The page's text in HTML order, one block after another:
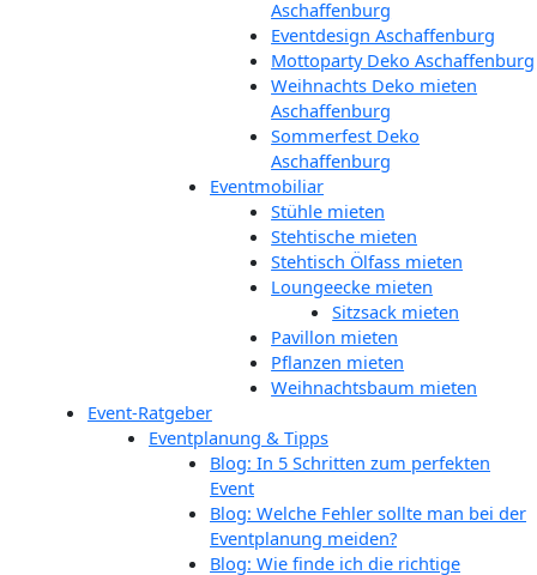
Aschaffenburg
Eventdesign Aschaffenburg
Mottoparty Deko Aschaffenburg
Weihnachts Deko mieten
Aschaffenburg
Sommerfest Deko
Aschaffenburg
Eventmobiliar
Stühle mieten
Stehtische mieten
Stehtisch Ölfass mieten
Loungeecke mieten
Sitzsack mieten
Pavillon mieten
Pflanzen mieten
Weihnachtsbaum mieten
Event-Ratgeber
Eventplanung & Tipps
Blog: In 5 Schritten zum perfekten
Event
Blog: Welche Fehler sollte man bei der
Eventplanung meiden?
Blog: Wie finde ich die richtige